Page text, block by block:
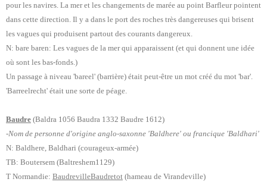
pour les navires. La mer et les changements de marée au point Barfleur pointent
dans cette direction. Il y a dans le port des roches très dangereuses qui brisent
les vagues qui produisent partout des courants dangereux.
N: bare baren: Les vagues de la mer qui apparaissent (et qui donnent une idée
où sont les bas-fonds.)
Un passage à niveau 'bareel' (barrière) était peut-être un mot créé du mot 'bar'.
'Barreelrecht' était une sorte de péage.
Baudre (Baldra 1056 Baudra 1332 Baudre 1612)
-Nom de personne d'origine anglo-saxonne 'Baldhere' ou francique 'Baldhari'
N: Baldhere, Baldhari (courageux-armée)
TB: Boutersem (Baltreshem1129)
T Normandie: BaudrevilleBaudretot (hameau de Virandeville)